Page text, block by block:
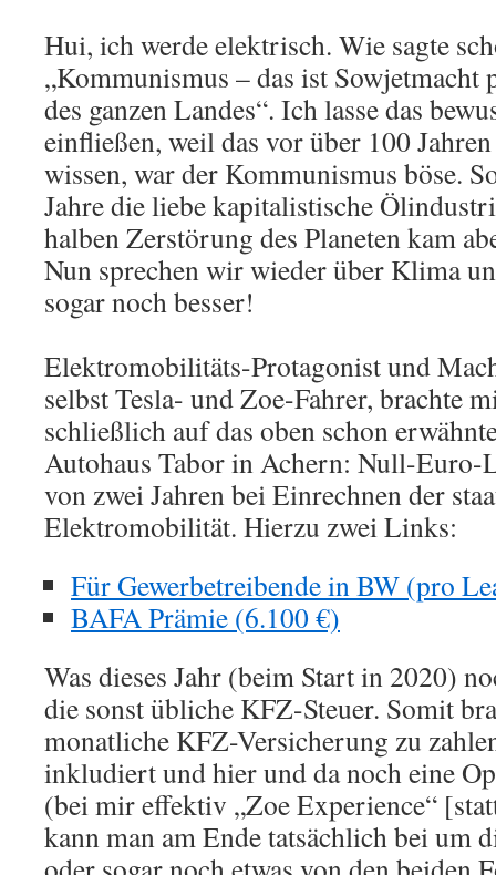
Hui, ich werde elektrisch. Wie sagte
„Kommunismus – das ist
des ganzen Landes“. Ich lasse das
einfließen, weil das vor über 100
wissen, war der Kommunismus böse.
Jahre die liebe kapitalistische
halben Zerstörung des Planeten kam
Nun sprechen wir wieder über Klima
sogar noch besser!
Elektromobilitäts-Protagonist und
selbst Tesla- und Zoe-Fahrer, brachte
schließlich auf das oben schon
Autohaus Tabor in Achern: Null-Euro-
von zwei Jahren bei Einrechnen der
Elektromobilität. Hierzu zwei Links:
Für Gewerbetreibende in BW (pro
BAFA Prämie (6.100 €)
Was dieses Jahr (beim Start in 2020)
die sonst übliche KFZ-Steuer. Somit
monatliche KFZ-Versicherung zu
inkludiert und hier und da noch eine
(bei mir effektiv „Zoe Experience“
kann man am Ende tatsächlich bei um